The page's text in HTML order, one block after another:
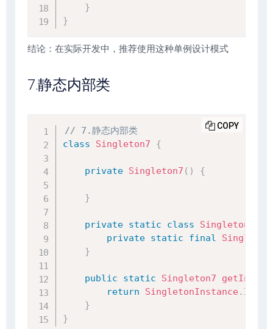
}
}
结论：在实际开发中，推荐使用这种单例设计模式
7.静态内部类
// 7.静态内部类
class
Singleton7 {
private Singleton7 ( ) {
}
private static class
private static final
}
public static Singleton7
return
SingletonInstance .
}
}
COPY